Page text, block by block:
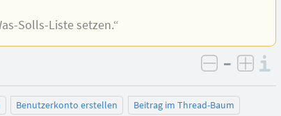
Solls-Liste setzen.“
negativ
–
Benutzerkonto erstellen Beitrag im Thread-Baum